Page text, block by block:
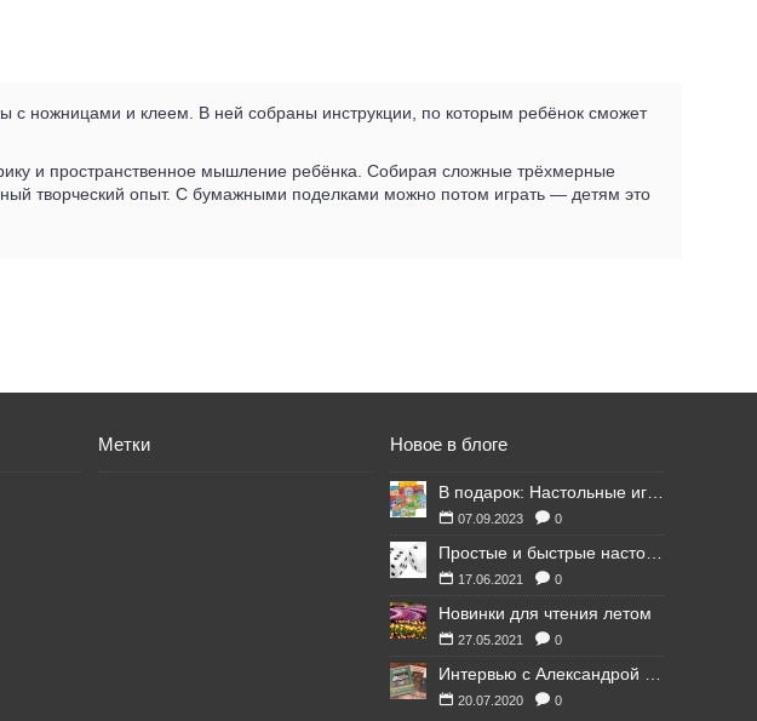
с ножницами и клеем. В ней собраны инструкции, по которым ребёнок сможет
и пространственное мышление ребёнка. Собирая сложные трёхмерные
творческий опыт. С бумажными поделками можно потом играть — детям это
Метки Новое в блоге
07.09.2023 0
17.06.2021 0
Новинки для чтения летом
27.05.2021 0
20.07.2020 0